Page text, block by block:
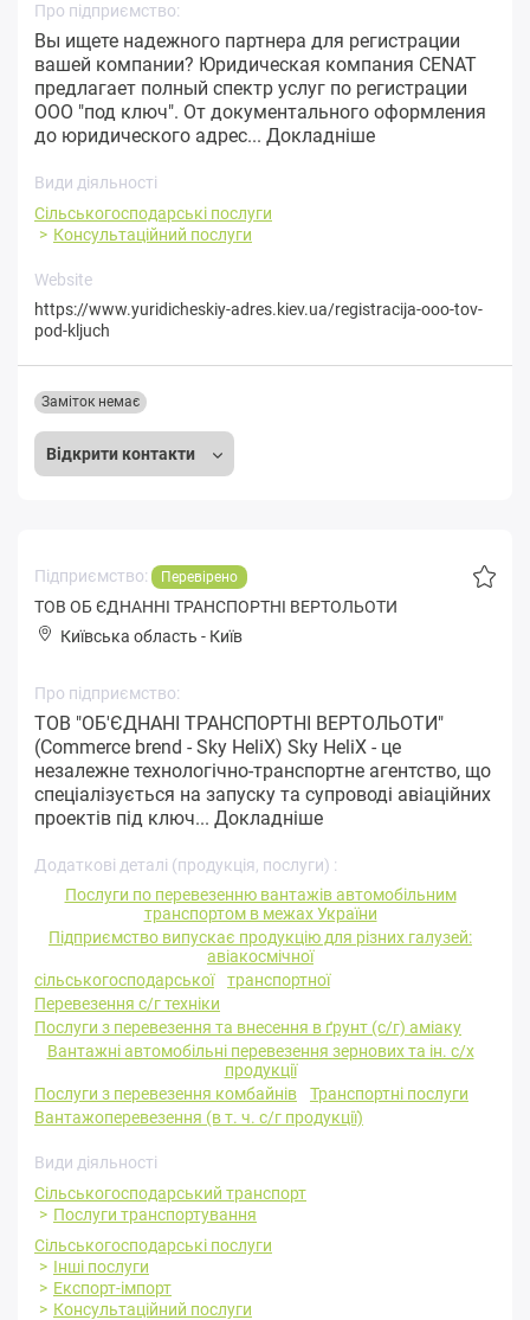
Про підприємство:
Вы ищете надежного партнера для регистрации
вашей компании? Юридическая компания CENAT
предлагает полный спектр услуг по регистрации
ООО "под ключ". От документального оформления
до юридического адрес... Докладніше
Види діяльності
Сільськогосподарські послуги
Консультаційний послуги
Website
https://www.yuridicheskiy-adres.kiev.ua/registracija-ooo-tov-
pod-kljuch
Відкрити контакти
Заміток немає
Підприємство: Перевірено
ТОВ ОБ ЄДНАННІ ТРАНСПОРТНІ ВЕРТОЛЬОТИ
Київська область - Київ
Про підприємство:
ТОВ "ОБ'ЄДНАНІ ТРАНСПОРТНІ ВЕРТОЛЬОТИ"
(Commerce brend - Sky HeliX) Sky HeliX - це
незалежне технологічно-транспортне агентство, що
спеціалізується на запуску та супроводі авіаційних
проектів під ключ... Докладніше
Додаткові деталі (продукція, послуги) :
Послуги по перевезенню вантажів автомобільним
транспортом в межах України
Підприємство випускає продукцію для різних галузей:
авіакосмічної
сільськогосподарської
транспортної
Перевезення с/г техніки
Послуги з перевезення та внесення в ґрунт (с/г) аміаку
Вантажні автомобільні перевезення зернових та ін. с/х
продукції
Послуги з перевезення комбайнів
Транспортні послуги
Вантажоперевезення (в т. ч. с/г продукції)
Види діяльності
Сільськогосподарський транспорт
Послуги транспортування
Сільськогосподарські послуги
Інші послуги
Експорт-імпорт
Консультаційний послуги